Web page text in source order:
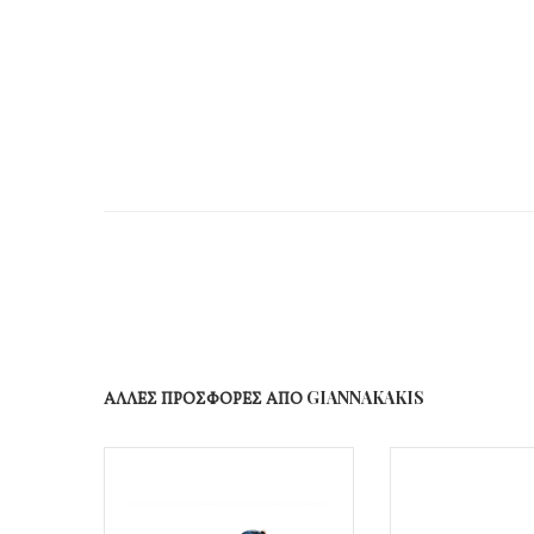
ΑΛΛΕΣ ΠΡΟΣΦΟΡΕΣ ΑΠΟ GIANNAKAKIS